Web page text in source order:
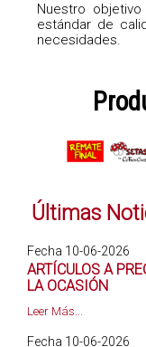
Nuestro
estándar de
necesidades.
Últimas
Fecha 10-06-2026
ARTÍCULOS A
LA OCASIÓN
Leer Más...
Fecha 10-06-2026